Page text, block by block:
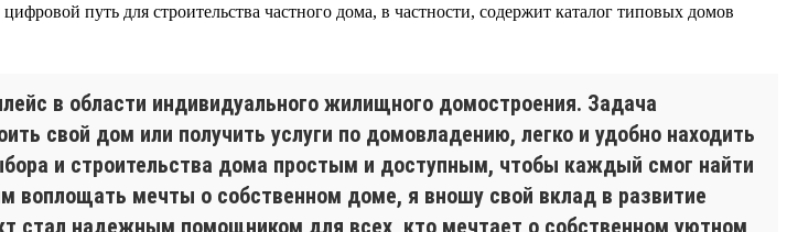
путь для строительства частного дома, в частности, содержит каталог типовых домов
в области индивидуального жилищного домостроения. Задача
свой дом или получить услуги по домовладению, легко и удобно находить
и строительства дома простым и доступным, чтобы каждый смог найти
мечты о собственном доме, я вношу свой вклад в развитие
стал надежным помощником для всех, кто мечтает о собственном уютном